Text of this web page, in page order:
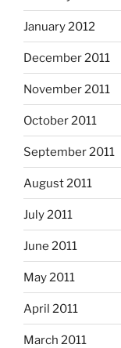
January 2012
December 2011
November 2011
October 2011
September 2011
August 2011
July 2011
June 2011
May 2011
April 2011
March 2011